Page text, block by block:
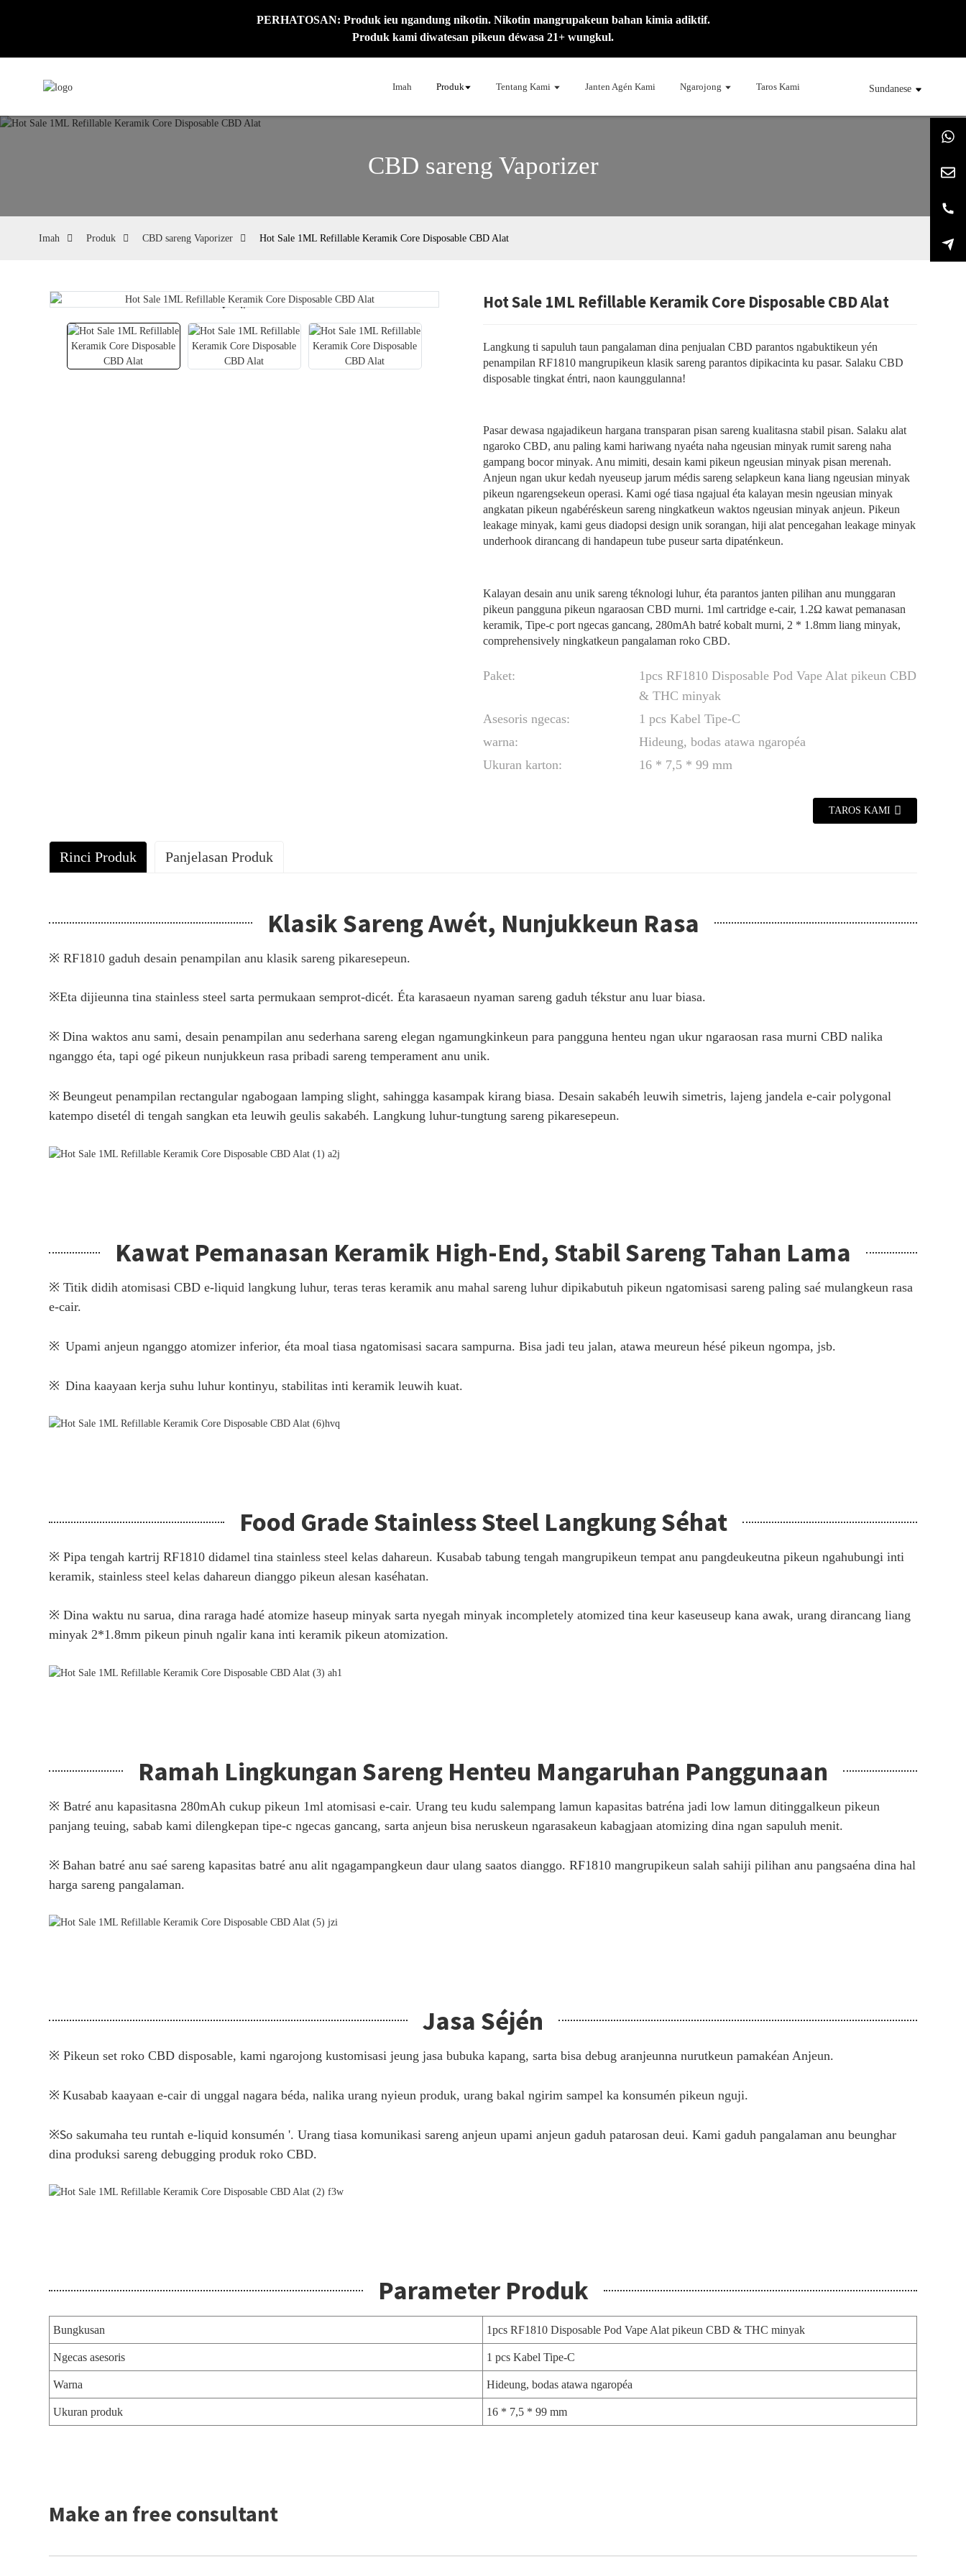
PERHATOSAN: Produk ieu ngandung nikotin. Nikotin mangrupakeun bahan kimia adiktif.
Produk kami diwatesan pikeun déwasa 21+ wungkul.
Imah Produk Tentang Kami Janten Agén Kami Ngarojong Taros Kami Sundanese
CBD sareng Vaporizer
Imah Produk CBD sareng Vaporizer Hot Sale 1ML Refillable Keramik Core Disposable CBD Alat
Loading...
Loading... Loading...
Loading...
Hot Sale 1ML Refillable Keramik Core Disposable CBD Alat
Langkung ti sapuluh taun pangalaman dina penjualan CBD parantos ngabuktikeun yén
penampilan RF1810 mangrupikeun klasik sareng parantos dipikacinta ku pasar. Salaku CBD
disposable tingkat éntri, naon kaunggulanna!
Pasar dewasa ngajadikeun hargana transparan pisan sareng kualitasna stabil pisan. Salaku alat
ngaroko CBD, anu paling kami hariwang nyaéta naha ngeusian minyak rumit sareng naha
gampang bocor minyak. Anu mimiti, desain kami pikeun ngeusian minyak pisan merenah.
Anjeun ngan ukur kedah nyeuseup jarum médis sareng selapkeun kana liang ngeusian minyak
pikeun ngarengsekeun operasi. Kami ogé tiasa ngajual éta kalayan mesin ngeusian minyak
angkatan pikeun ngabéréskeun sareng ningkatkeun waktos ngeusian minyak anjeun. Pikeun
leakage minyak, kami geus diadopsi design unik sorangan, hiji alat pencegahan leakage minyak
underhook dirancang di handapeun tube puseur sarta dipaténkeun.
Kalayan desain anu unik sareng téknologi luhur, éta parantos janten pilihan anu munggaran
pikeun pangguna pikeun ngaraosan CBD murni. 1ml cartridge e-cair, 1.2Ω kawat pemanasan
keramik, Tipe-c port ngecas gancang, 280mAh batré kobalt murni, 2 * 1.8mm liang minyak,
comprehensively ningkatkeun pangalaman roko CBD.
Paket:
1pcs RF1810 Disposable Pod Vape Alat pikeun CBD
& THC minyak
Asesoris ngecas:
1 pcs Kabel Tipe-C
warna:
Hideung, bodas atawa ngaropéa
Ukuran karton:
16 * 7,5 * 99 mm
TAROS KAMI
Rinci Produk Panjelasan Produk
Klasik Sareng Awét, Nunjukkeun Rasa
※ RF1810 gaduh desain penampilan anu klasik sareng pikaresepeun.
※Eta dijieunna tina stainless steel sarta permukaan semprot-dicét. Éta karasaeun nyaman sareng gaduh tékstur anu luar biasa.
※ Dina waktos anu sami, desain penampilan anu sederhana sareng elegan ngamungkinkeun para pangguna henteu ngan ukur ngaraosan rasa murni CBD nalika
nganggo éta, tapi ogé pikeun nunjukkeun rasa pribadi sareng temperament anu unik.
※ Beungeut penampilan rectangular ngabogaan lamping slight, sahingga kasampak kirang biasa. Desain sakabéh leuwih simetris, lajeng jandela e-cair polygonal
katempo disetél di tengah sangkan eta leuwih geulis sakabéh. Langkung luhur-tungtung sareng pikaresepeun.
Kawat Pemanasan Keramik High-End, Stabil Sareng Tahan Lama
※ Titik didih atomisasi CBD e-liquid langkung luhur, teras teras keramik anu mahal sareng luhur dipikabutuh pikeun ngatomisasi sareng paling saé mulangkeun rasa
e-cair.
※ Upami anjeun nganggo atomizer inferior, éta moal tiasa ngatomisasi sacara sampurna. Bisa jadi teu jalan, atawa meureun hésé pikeun ngompa, jsb.
※ Dina kaayaan kerja suhu luhur kontinyu, stabilitas inti keramik leuwih kuat.
Food Grade Stainless Steel Langkung Séhat
※ Pipa tengah kartrij RF1810 didamel tina stainless steel kelas dahareun. Kusabab tabung tengah mangrupikeun tempat anu pangdeukeutna pikeun ngahubungi inti
keramik, stainless steel kelas dahareun dianggo pikeun alesan kaséhatan.
※ Dina waktu nu sarua, dina raraga hadé atomize haseup minyak sarta nyegah minyak incompletely atomized tina keur kaseuseup kana awak, urang dirancang liang
minyak 2*1.8mm pikeun pinuh ngalir kana inti keramik pikeun atomization.
Ramah Lingkungan Sareng Henteu Mangaruhan Panggunaan
※ Batré anu kapasitasna 280mAh cukup pikeun 1ml atomisasi e-cair. Urang teu kudu salempang lamun kapasitas batréna jadi low lamun ditinggalkeun pikeun
panjang teuing, sabab kami dilengkepan tipe-c ngecas gancang, sarta anjeun bisa neruskeun ngarasakeun kabagjaan atomizing dina ngan sapuluh menit.
※ Bahan batré anu saé sareng kapasitas batré anu alit ngagampangkeun daur ulang saatos dianggo. RF1810 mangrupikeun salah sahiji pilihan anu pangsaéna dina hal
harga sareng pangalaman.
Jasa Séjén
※ Pikeun set roko CBD disposable, kami ngarojong kustomisasi jeung jasa bubuka kapang, sarta bisa debug aranjeunna nurutkeun pamakéan Anjeun.
※ Kusabab kaayaan e-cair di unggal nagara béda, nalika urang nyieun produk, urang bakal ngirim sampel ka konsumén pikeun nguji.
※So sakumaha teu runtah e-liquid konsumén '. Urang tiasa komunikasi sareng anjeun upami anjeun gaduh patarosan deui. Kami gaduh pangalaman anu beunghar
dina produksi sareng debugging produk roko CBD.
Parameter Produk
Bungkusan 1pcs RF1810 Disposable Pod Vape Alat pikeun CBD & THC minyak
Ngecas asesoris 1 pcs Kabel Tipe-C
Warna Hideung, bodas atawa ngaropéa
Ukuran produk 16 * 7,5 * 99 mm
Make an free consultant